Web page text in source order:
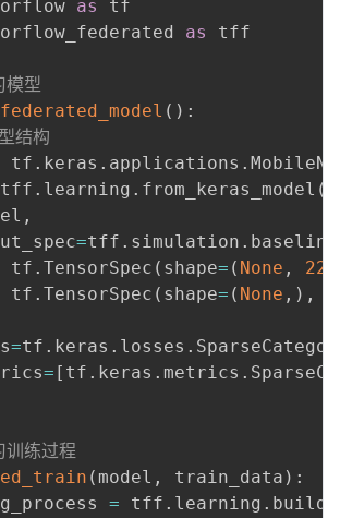
as
as tff
模型
( ) :
结构
tf . keras . applications .
tff . learning . from_keras_model (
,
=tff . simulation .
tf
. TensorSpec ( shape= ( None , 224
tf
. TensorSpec ( shape= ( None , ) ,
=tf . keras . losses .
= [ tf . keras . metrics .
练过程
( model , train_data ) :
= tff . learning .